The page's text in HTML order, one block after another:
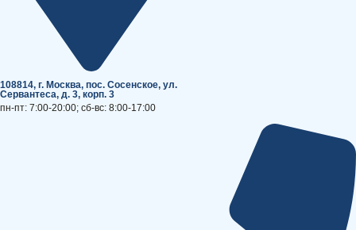
108814, г. Москва, поc. Сосенское, ул.
Сервантеса, д. 3, корп. 3
пн-пт: 7:00-20:00; сб-вс: 8:00-17:00